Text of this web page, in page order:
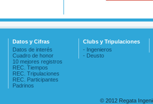
Datos y Cifras
Datos de interés
Cuadro de honor
10 mejores registros
REC. Tiempos
REC. Tripulaciones
REC. Participantes
Padrinos
Clubs y Tripulaciones
- Ingenieros
- Deusto
© 2012 Regata